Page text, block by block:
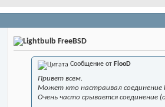
FreeBSD
Сообщение от FlooD
Привет всем.
Может кто настраивал соединение
Очень часто срывается соединение